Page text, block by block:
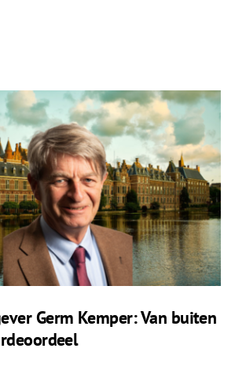
Germ Kemper: Van buiten